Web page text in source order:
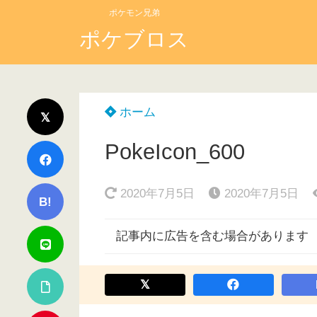
ポケモン兄弟
ポケブロス
B!
ホーム
PokeIcon_600
2020年7月5日 2020年7月5日
記事内に広告を含む場合があります